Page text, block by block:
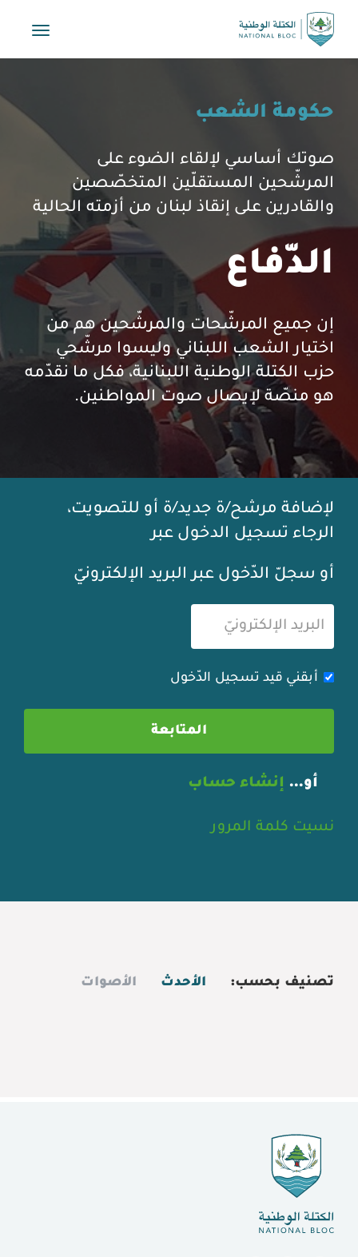
Toggle
حكومة الشعب
صوتك أساسي لإلقاء الضوء على
المرشّحين المستقلّين المتخصّصين
والقادرين على إنقاذ لبنان من أزمته الحالية
الدّفاع
إن جميع المرشّحات والمرشّحين هم من
اختيار الشعب اللبناني وليسوا مرشّحي
حزب الكتلة الوطنية اللبنانية، فكل ما نقدّمه
هو منصّة لإيصال صوت المواطنين.
لإضافة مرشح/ة جديد/ة أو للتصويت،
الرجاء تسجيل الدخول عبر
أو سجلّ الدّخول عبر البريد الإلكترونيّ
أبقني قيد تسجيل الدّخول
أو… إنشاء حساب
نسيت كلمة المرور
تصنيف بحسب: الأحدث الأصوات